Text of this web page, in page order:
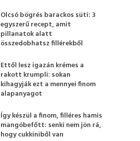
Olcsó bögrés barackos süti: 3
egyszerű recept, amit
pillanatok alatt
összedobhatsz fillérekből
Ettől lesz igazán krémes a
rakott krumpli: sokan
kihagyják ezt a mennyei finom
alapanyagot
Így készül a finom, filléres hamis
mangóbefőtt: senki nem jön rá,
hogy cukkiniből van